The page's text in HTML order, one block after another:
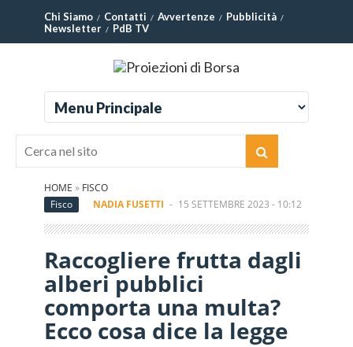
Chi Siamo Contatti Avvertenze
Pubblicità
Newsletter
PdB TV
HOME » FISCO
Fisco
NADIA FUSETTI - 15 SETTEMBRE 2023 - 10:12
Raccogliere frutta dagli
alberi pubblici
comporta una multa?
Ecco cosa dice la legge